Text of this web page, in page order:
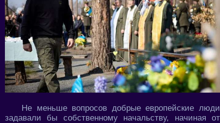
Не меньше вопросов добрые европейские люди
задавали бы собственному начальству, начиная от